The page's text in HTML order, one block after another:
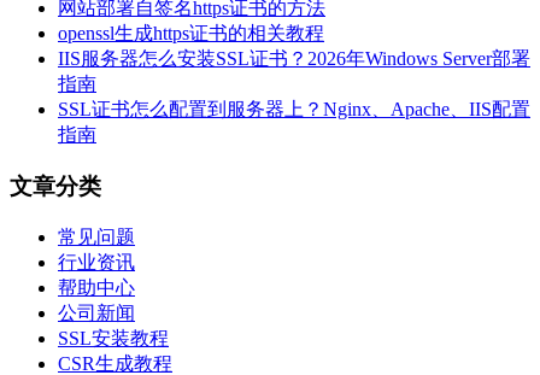
网站部署自签名https证书的方法
openssl生成https证书的相关教程
IIS服务器怎么安装SSL证书？2026年Windows Server部署
指南
SSL证书怎么配置到服务器上？Nginx、Apache、IIS配置
指南
文章分类
常见问题
行业资讯
帮助中心
公司新闻
SSL安装教程
CSR生成教程